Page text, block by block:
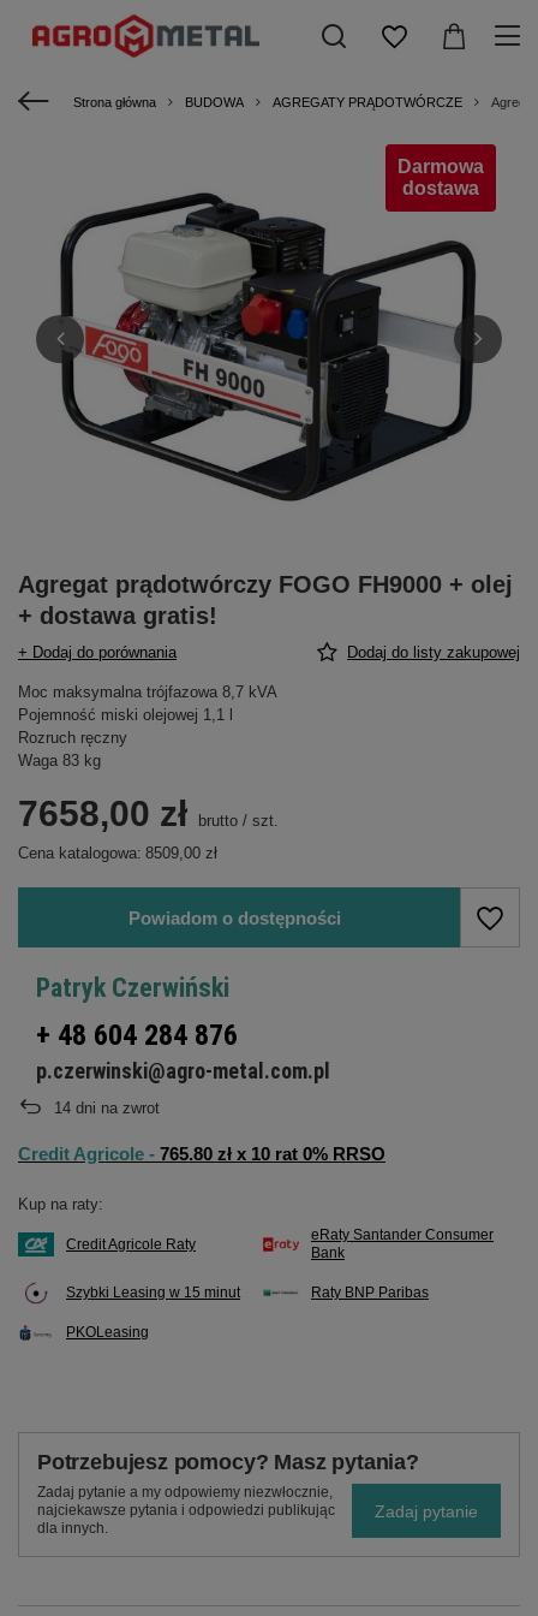
Strona główna BUDOWA AGREGATY PRĄDOTWÓRCZE
Darmowa
dostawa
Agregat prądotwórczy FOGO FH9000 + olej
+ dostawa gratis!
+ Dodaj do porównania Dodaj do listy zakupowej
Moc maksymalna trójfazowa 8,7 kVA
Pojemność miski olejowej 1,1 l
Rozruch ręczny
Waga 83 kg
7658,00 zł brutto / szt.
Cena katalogowa: 8509,00 zł
Powiadom o dostępności
Patryk Czerwiński
+ 48 604 284 876
p.czerwinski@agro-metal.com.pl
14 dni na zwrot
Credit Agricole - 765.80 zł x 10 rat 0% RRSO
Kup na raty:
Credit Agricole Raty
eRaty Santander Consumer
Bank
Szybki Leasing w 15 minut Raty BNP Paribas
PKOLeasing
Potrzebujesz pomocy? Masz pytania?
Zadaj pytanie a my odpowiemy niezwłocznie,
najciekawsze pytania i odpowiedzi publikując
dla innych.
Zadaj pytanie